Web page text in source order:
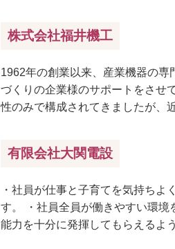
株式会社福井機工
1962年の創業以来、産業機器の専
づくりの企業様のサポートをさせ
性のみで構成されてきましたが、
有限会社大関電設
・社員が仕事と子育てを気持ちよ
す。 ・社員全員が働きやすい環
能力を十分に発揮してもらえるよ